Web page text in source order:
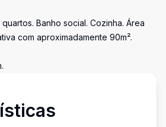
Banho social. Cozinha. Área
com aproximadamente 90m².